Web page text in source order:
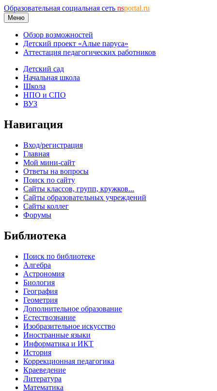
Образовательная социальная сеть nsportal.ru
Меню
Обзор возможностей
Детский проект «Алые паруса»
Аттестация педагогических работников
Детский сад
Начальная школа
Школа
НПО и СПО
ВУЗ
Навигация
Вход/регистрация
Главная
Мой мини-сайт
Ответы на вопросы
Поиск по сайту
Сайты классов, групп, кружков...
Сайты образовательных учреждений
Сайты коллег
Форумы
Библиотека
Поиск по библиотеке
Алгебра
Астрономия
Биология
География
Геометрия
Дополнительное образование
Естествознание
Изобразительное искусство
Иностранные языки
Информатика и ИКТ
История
Коррекционная педагогика
Краеведение
Литература
Математика